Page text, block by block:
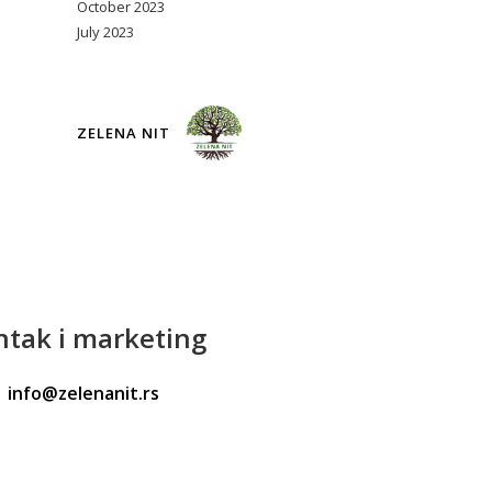
October 2023
July 2023
ZELENA NIT
i marketing
info@zelenanit.rs